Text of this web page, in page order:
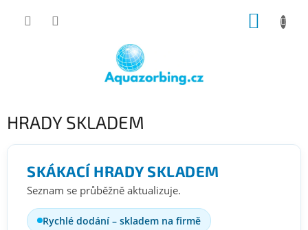
HRADY SKLADEM
SKÁKACÍ HRADY SKLADEM
Seznam se průběžně aktualizuje.
Rychlé dodání – skladem na firmě